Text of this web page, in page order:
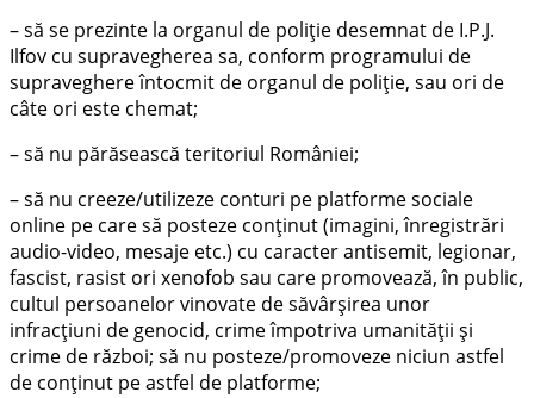
– să se prezinte la organul de poliţie desemnat de I.P.J.
Ilfov cu supravegherea sa, conform programului de
supraveghere întocmit de organul de poliţie, sau ori de
câte ori este chemat;
– să nu părăsească teritoriul României;
– să nu creeze/utilizeze conturi pe platforme sociale
online pe care să posteze conţinut (imagini, înregistrări
audio-video, mesaje etc.) cu caracter antisemit, legionar,
fascist, rasist ori xenofob sau care promovează, în public,
cultul persoanelor vinovate de săvârşirea unor
infracţiuni de genocid, crime împotriva umanităţii şi
crime de război; să nu posteze/promoveze niciun astfel
de conţinut pe astfel de platforme;